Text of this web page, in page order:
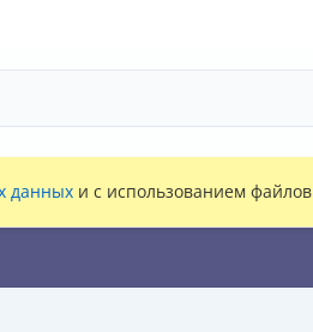
данных и с использованием